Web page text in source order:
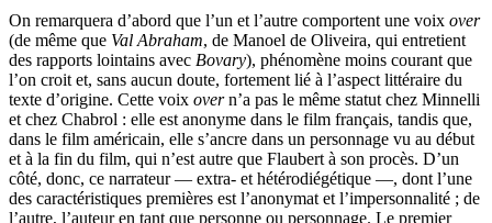
On remarquera d’abord que l’un et l’autre comportent une voix over
(de même que Val Abraham, de Manoel de Oliveira, qui entretient
des rapports lointains avec Bovary), phénomène moins courant que
l’on croit et, sans aucun doute, fortement lié à l’aspect littéraire du
texte d’origine. Cette voix overn’a pas le même statut chez Minnelli
et chez Chabrol : elle est anonyme dans le film français, tandis que,
dans le film américain, elle s’ancre dans un personnage vu au début
et à la fin du film, qui n’est autre que Flaubert à son procès. D’un
côté, donc, ce narrateur — extra- et hétérodiégétique —, dont l’une
des caractéristiques premières est l’anonymat et l’impersonnalité ; de
l’autre, l’auteur en tant que personne ou personnage. Le premier